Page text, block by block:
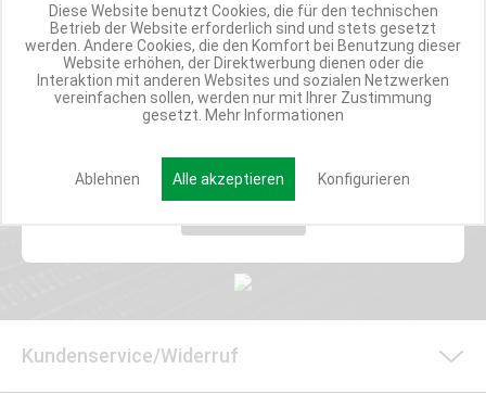
Werde Teil der Miweba Community!
Verpasse nie wieder exklusive Newsletter-Rabatte und Aktionen
Kundenservice/Widerruf
Diese Website benutzt Cookies, die für den technischen
Betrieb der Website erforderlich sind und stets gesetzt
werden. Andere Cookies, die den Komfort bei Benutzung dieser
Website erhöhen, der Direktwerbung dienen oder die
Interaktion mit anderen Websites und sozialen Netzwerken
vereinfachen sollen, werden nur mit Ihrer Zustimmung
gesetzt. Mehr Informationen
Ablehnen Alle akzeptieren Konfigurieren